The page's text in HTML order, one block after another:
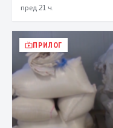
пред 21 ч.
ПРИЛОГ